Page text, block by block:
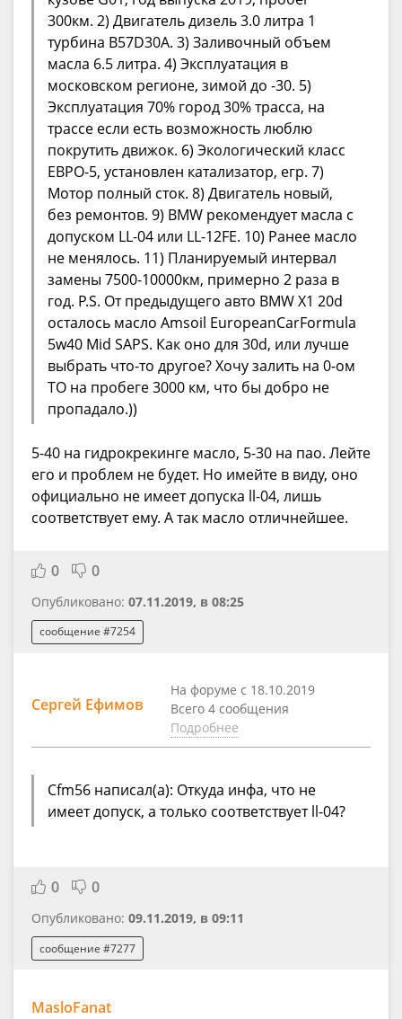
300км. 2) Двигатель дизель 3.0 литра 1
турбина B57D30A. 3) Заливочный объем
масла 6.5 литра. 4) Эксплуатация в
московском регионе, зимой до -30. 5)
Эксплуатация 70% город 30% трасса, на
трассе если есть возможность люблю
покрутить движок. 6) Экологический класс
ЕВРО-5, установлен катализатор, егр. 7)
Мотор полный сток. 8) Двигатель новый,
без ремонтов. 9) BMW рекомендует масла с
допуском LL-04 или LL-12FE. 10) Ранее масло
не менялось. 11) Планируемый интервал
замены 7500-10000км, примерно 2 раза в
год. P.S. От предыдущего авто BMW X1 20d
осталось масло Amsoil EuropeanCarFormula
5w40 Mid SAPS. Как оно для 30d, или лучше
выбрать что-то другое? Хочу залить на 0-ом
ТО на пробеге 3000 км, что бы добро не
пропадало.))
5-40 на гидрокрекинге масло, 5-30 на пао. Лейте
его и проблем не будет. Но имейте в виду, оно
официально не имеет допуска ll-04, лишь
соответствует ему. А так масло отличнейшее.
0 0
Опубликовано: 07.11.2019, в 08:25
сообщение #7254
Сергей Ефимов
На форуме с 18.10.2019
Всего 4 сообщения
Подробнее
Cfm56 написал(а): Откуда инфа, что не
имеет допуск, а только соответствует ll-04?
0 0
Опубликовано: 09.11.2019, в 09:11
сообщение #7277
MasloFanat